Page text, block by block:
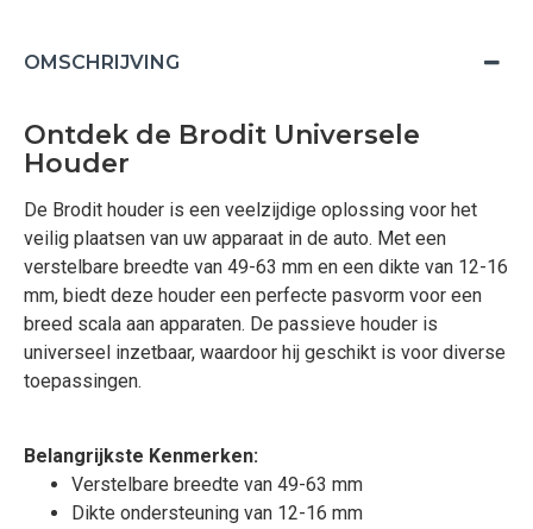
OMSCHRIJVING
Ontdek de Brodit Universele
Houder
De Brodit houder is een veelzijdige oplossing voor het
veilig plaatsen van uw apparaat in de auto. Met een
verstelbare breedte van 49-63 mm en een dikte van 12-16
mm, biedt deze houder een perfecte pasvorm voor een
breed scala aan apparaten. De passieve houder is
universeel inzetbaar, waardoor hij geschikt is voor diverse
toepassingen.
Belangrijkste Kenmerken:
Verstelbare breedte van 49-63 mm
Dikte ondersteuning van 12-16 mm